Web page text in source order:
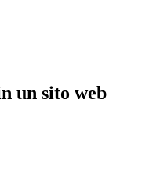
un sito web